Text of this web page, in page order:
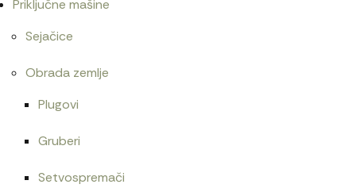
Priključne mašine
Sejačice
Obrada zemlje
Plugovi
Gruberi
Setvospremači